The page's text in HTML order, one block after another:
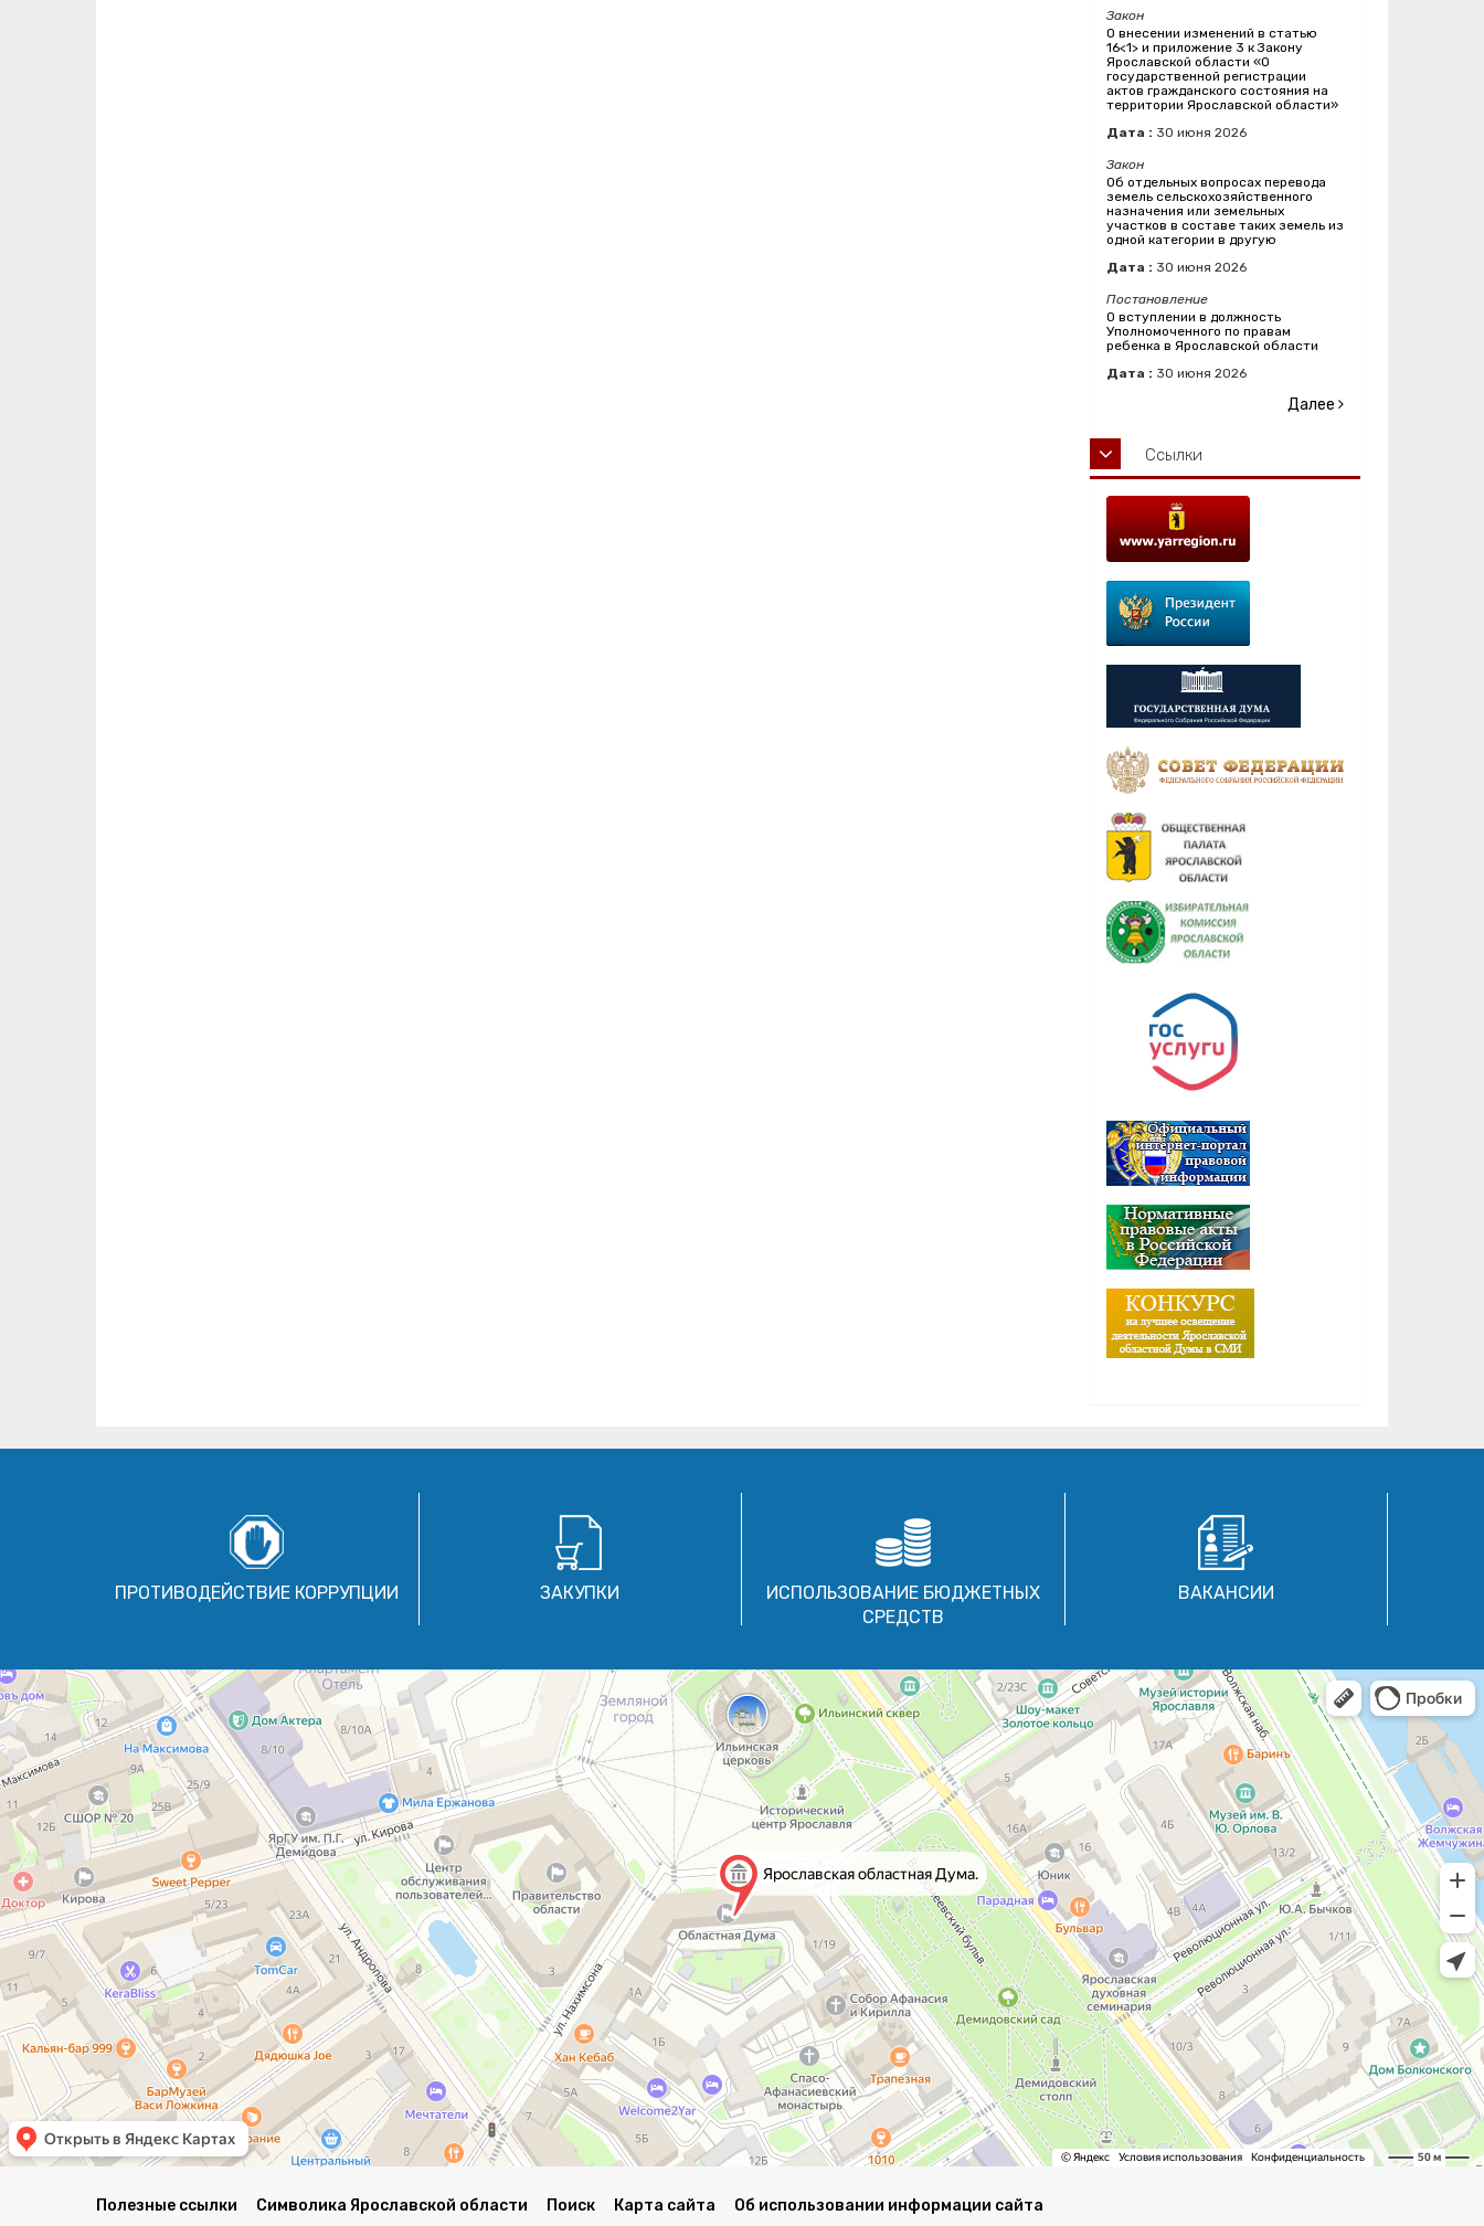
Закон
О внесении изменений в статью
16<1> и приложение 3 к Закону
Ярославской области «О
государственной регистрации
актов гражданского состояния на
территории Ярославской области»
Дата : 30 июня 2026
Закон
Об отдельных вопросах перевода
земель сельскохозяйственного
назначения или земельных
участков в составе таких земель из
одной категории в другую
Дата : 30 июня 2026
Постановление
О вступлении в должность
Уполномоченного по правам
ребенка в Ярославской области
Дата : 30 июня 2026
Далее
Ссылки
ПРОТИВОДЕЙСТВИЕ КОРРУПЦИИ ЗАКУПКИ
ИСПОЛЬЗОВАНИЕ БЮДЖЕТНЫХ
СРЕДСТВ
ВАКАНСИИ
Полезные ссылки Символика Ярославской области Поиск Карта сайта Об использовании информации сайта